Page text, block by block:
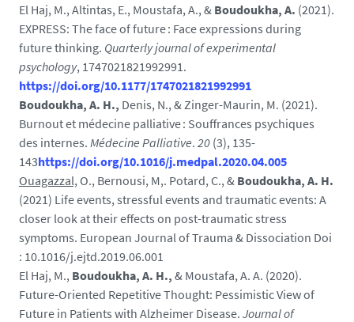
El Haj, M., Altintas, E., Moustafa, A., & Boudoukha, A. (2021).
EXPRESS: The face of future : Face expressions during
future thinking. Quarterly journal of experimental
psychology, 1747021821992991.
https://doi.org/10.1177/1747021821992991
Boudoukha, A. H., Denis, N., & Zinger-Maurin, M. (2021).
Burnout et médecine palliative : Souffrances psychiques
des internes. Médecine Palliative. 20 (3), 135-
143https://doi.org/10.1016/j.medpal.2020.04.005
Ouagazzal,O., Bernousi, M,. Potard, C., & Boudoukha, A. H.
(2021) Life events, stressful events and traumatic events: A
closer look at their effects on post-traumatic stress
symptoms. European Journal of Trauma & Dissociation Doi
: 10.1016/j.ejtd.2019.06.001
El Haj, M., Boudoukha, A. H., & Moustafa, A. A. (2020).
Future-Oriented Repetitive Thought: Pessimistic View of
Future in Patients with Alzheimer Disease. Journal of